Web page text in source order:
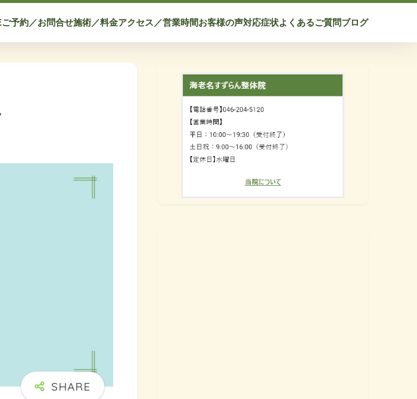
ご予約／お問合せ施術／料金アクセス／営業時間お客様の声対応症状よくあるご質問ブログ